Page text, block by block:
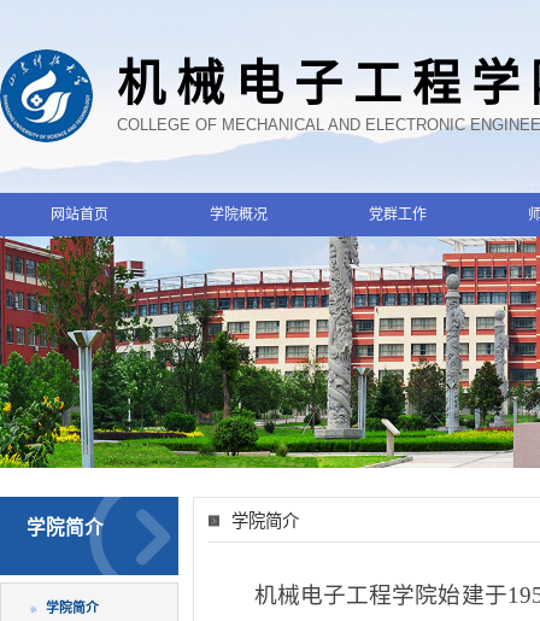
机械电子工程
COLLEGE OF MECHANICAL AND ELECTRONIC
网站首页 学院概况 党群工作
学院简介
学院简介
学院简介
机械电子工程学院始建于